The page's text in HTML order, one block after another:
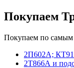
Покупаем
Покупаем по
2П602А;
2Т866А и